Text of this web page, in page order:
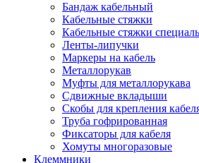
Бандаж кабельный
Кабельные стяжки
Кабельные стяжки
Ленты-липучки
Маркеры на кабель
Металлорукав
Муфты для металлорукава
Сдвижные вкладыши
Скобы для крепления
Труба гофрированная
Фиксаторы для кабеля
Хомуты многоразовые
Клеммники